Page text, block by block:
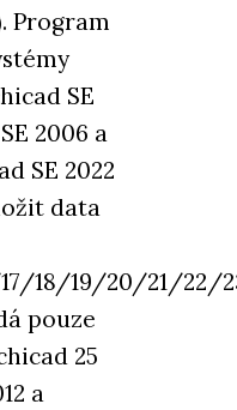
Program
SE
2006 a
SE 2022
data
18/19/20/21/22/
pouze
25
a